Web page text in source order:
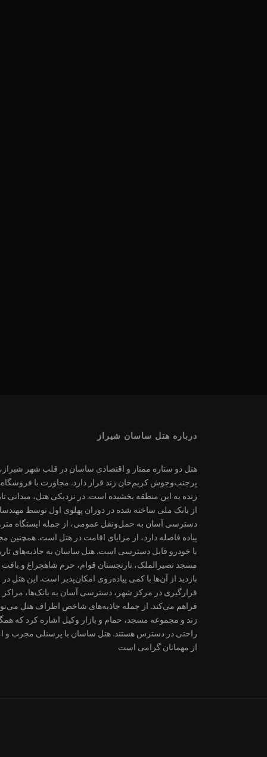
درباره هتل ساسان شیراز
هتل دو ستاره ممتاز و اقتصادی ساسان در قلب شهر شیراز،
پرجنب‌وجوش کریم‌خان زند قرار دارد. مجاورت با
زنده به این منطقه بخشیده است. در نزدیکی هتل، میدانی
از بانک ملی ساخته شده در دوران پهلوی اول توسط
دسترسی آسان به حمل‌ونقل عمومی، از جمله ایستگاه مترو
با خودرو قابل دسترسی است. هتل ساسان به جاذبه‌های
مسجد نصیرالملک، نارنجستان قوام، حرم شاهچراغ و بافت
قرارگیری در مرکز شهر، دسترسی آسان به بانک‌ها، مراکز
فراهم می‌کند. از جمله جاذبه‌های شاخص اطراف هتل
زند و مجموعه مسجد، حمام و بازار وکیل اشاره کرد که
راحتی در دسترس هستند. هتل ساسان با پرسنلی مجرب و
از مهمانان گرامی است